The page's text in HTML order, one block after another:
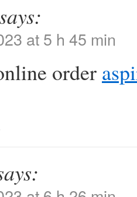
at 5 h 45 min
order